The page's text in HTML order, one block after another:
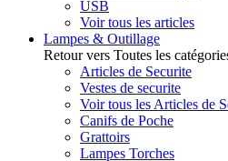
USB
Voir tous les articles
Lampes & Outillage
Retour vers Toutes les
Articles de Securite
Vestes de securite
Voir tous les Articles de
Canifs de Poche
Grattoirs
Lampes Torches